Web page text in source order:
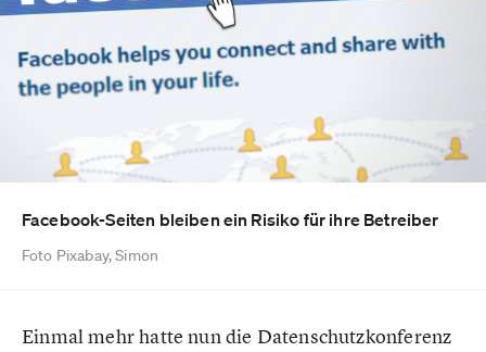
Facebook-Seiten bleiben ein Risiko für ihre Betreiber
Foto Pixabay, Simon
Einmal mehr hatte nun die Datenschutzkonferenz